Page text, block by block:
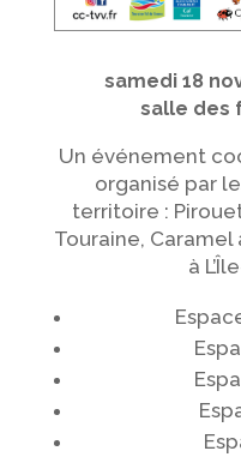
samedi 18
salle des
Un événement
organisé par
territoire :
Touraine,
à